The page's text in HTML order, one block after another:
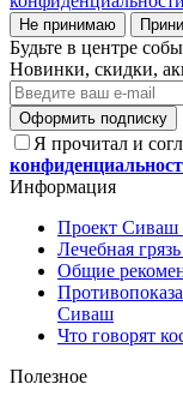
Не принимаю
Будьте в центре
Новинки, скидки,
Оформить подписку
Я прочитал и
Информация
Проект Сиваш
Лечебная
Общие
Сиваш
Что говорят
Полезное